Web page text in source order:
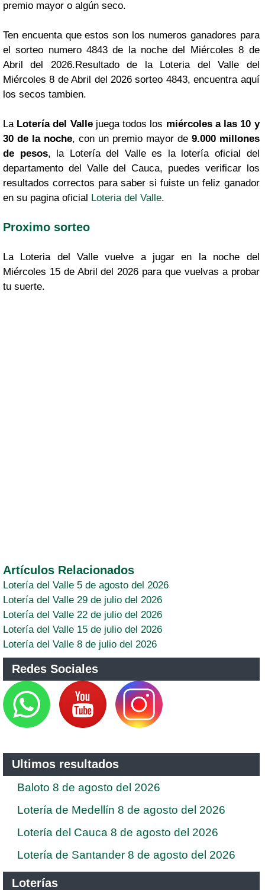
premio mayor o algún seco.
Ten encuenta que estos son los numeros ganadores para
el sorteo numero 4843 de la noche del Miércoles 8 de
Abril del 2026.Resultado de la Loteria del Valle del
Miércoles 8 de Abril del 2026 sorteo 4843, encuentra aquí
los secos tambien.
La Lotería del Vallejuega todos los miércoles a las 10 y
30 de la noche, con un premio mayor de 9.000 millones
de pesos, la Lotería del Valle es la lotería oficial del
departamento del Valle del Cauca, puedes verificar los
resultados correctos para saber si fuiste un feliz ganador
en su pagina oficial Loteria del Valle.
Proximo sorteo
La Loteria del Valle vuelve a jugar en la noche del
Miércoles 15 de Abril del 2026 para que vuelvas a probar
tu suerte.
Artículos Relacionados
Lotería del Valle 5 de agosto del 2026
Lotería del Valle 29 de julio del 2026
Lotería del Valle 22 de julio del 2026
Lotería del Valle 15 de julio del 2026
Lotería del Valle 8 de julio del 2026
Redes Sociales
Ultimos resultados
Baloto 8 de agosto del 2026
Lotería de Medellín 8 de agosto del 2026
Lotería del Cauca 8 de agosto del 2026
Lotería de Santander 8 de agosto del 2026
Loterías